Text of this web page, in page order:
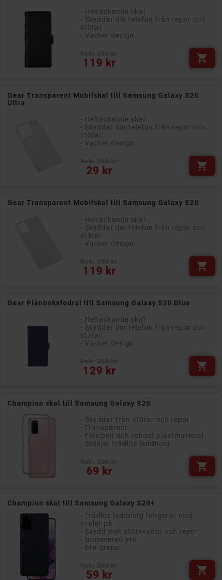
- Heltäckande skal
- Skyddar din telefon från repor och
stötar
- Vacker design
119 kr
Pris 
Gear Transparent Mobilskal till Samsung Galaxy S20
Ultra
- Heltäckande skal
- Skyddar din telefon från repor och
stötar
- Vacker design
29 kr
Pris 
Gear Transparent Mobilskal till Samsung Galaxy S20
- Heltäckande skal
- Skyddar din telefon från repor och
stötar
- Vacker design
119 kr
Pris 
Gear Plånboksfodral till Samsung Galaxy S20 Blue
- Heltäckande skal
- Skyddar din telefon från repor och
stötar
- Vacker design
129 kr
Pris 
Champion skal till Samsung Galaxy S20
- Skyddar från stötar och repor
- Transparent
- Flexibelt och robust plastmaterial
- Stödjer trådlös laddning
69 kr
Pris 
Champion skal till Samsung Galaxy S20+
- Trådlös laddning fungerar med
skalet på
- Skydd mot stötskador och repor
- Gummerad yta
- Bra grepp
59 kr
Pris 